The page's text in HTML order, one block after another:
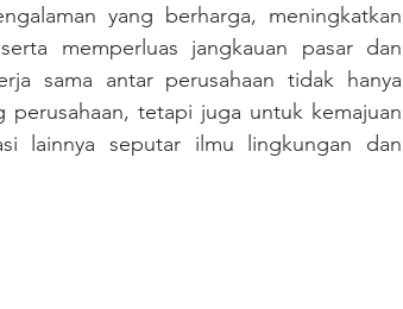
yang berharga, meningkatkan
memperluas jangkauan pasar dan
sama antar perusahaan tidak hanya
perusahaan, tetapi juga untuk kemajuan
lainnya seputar ilmu lingkungan dan